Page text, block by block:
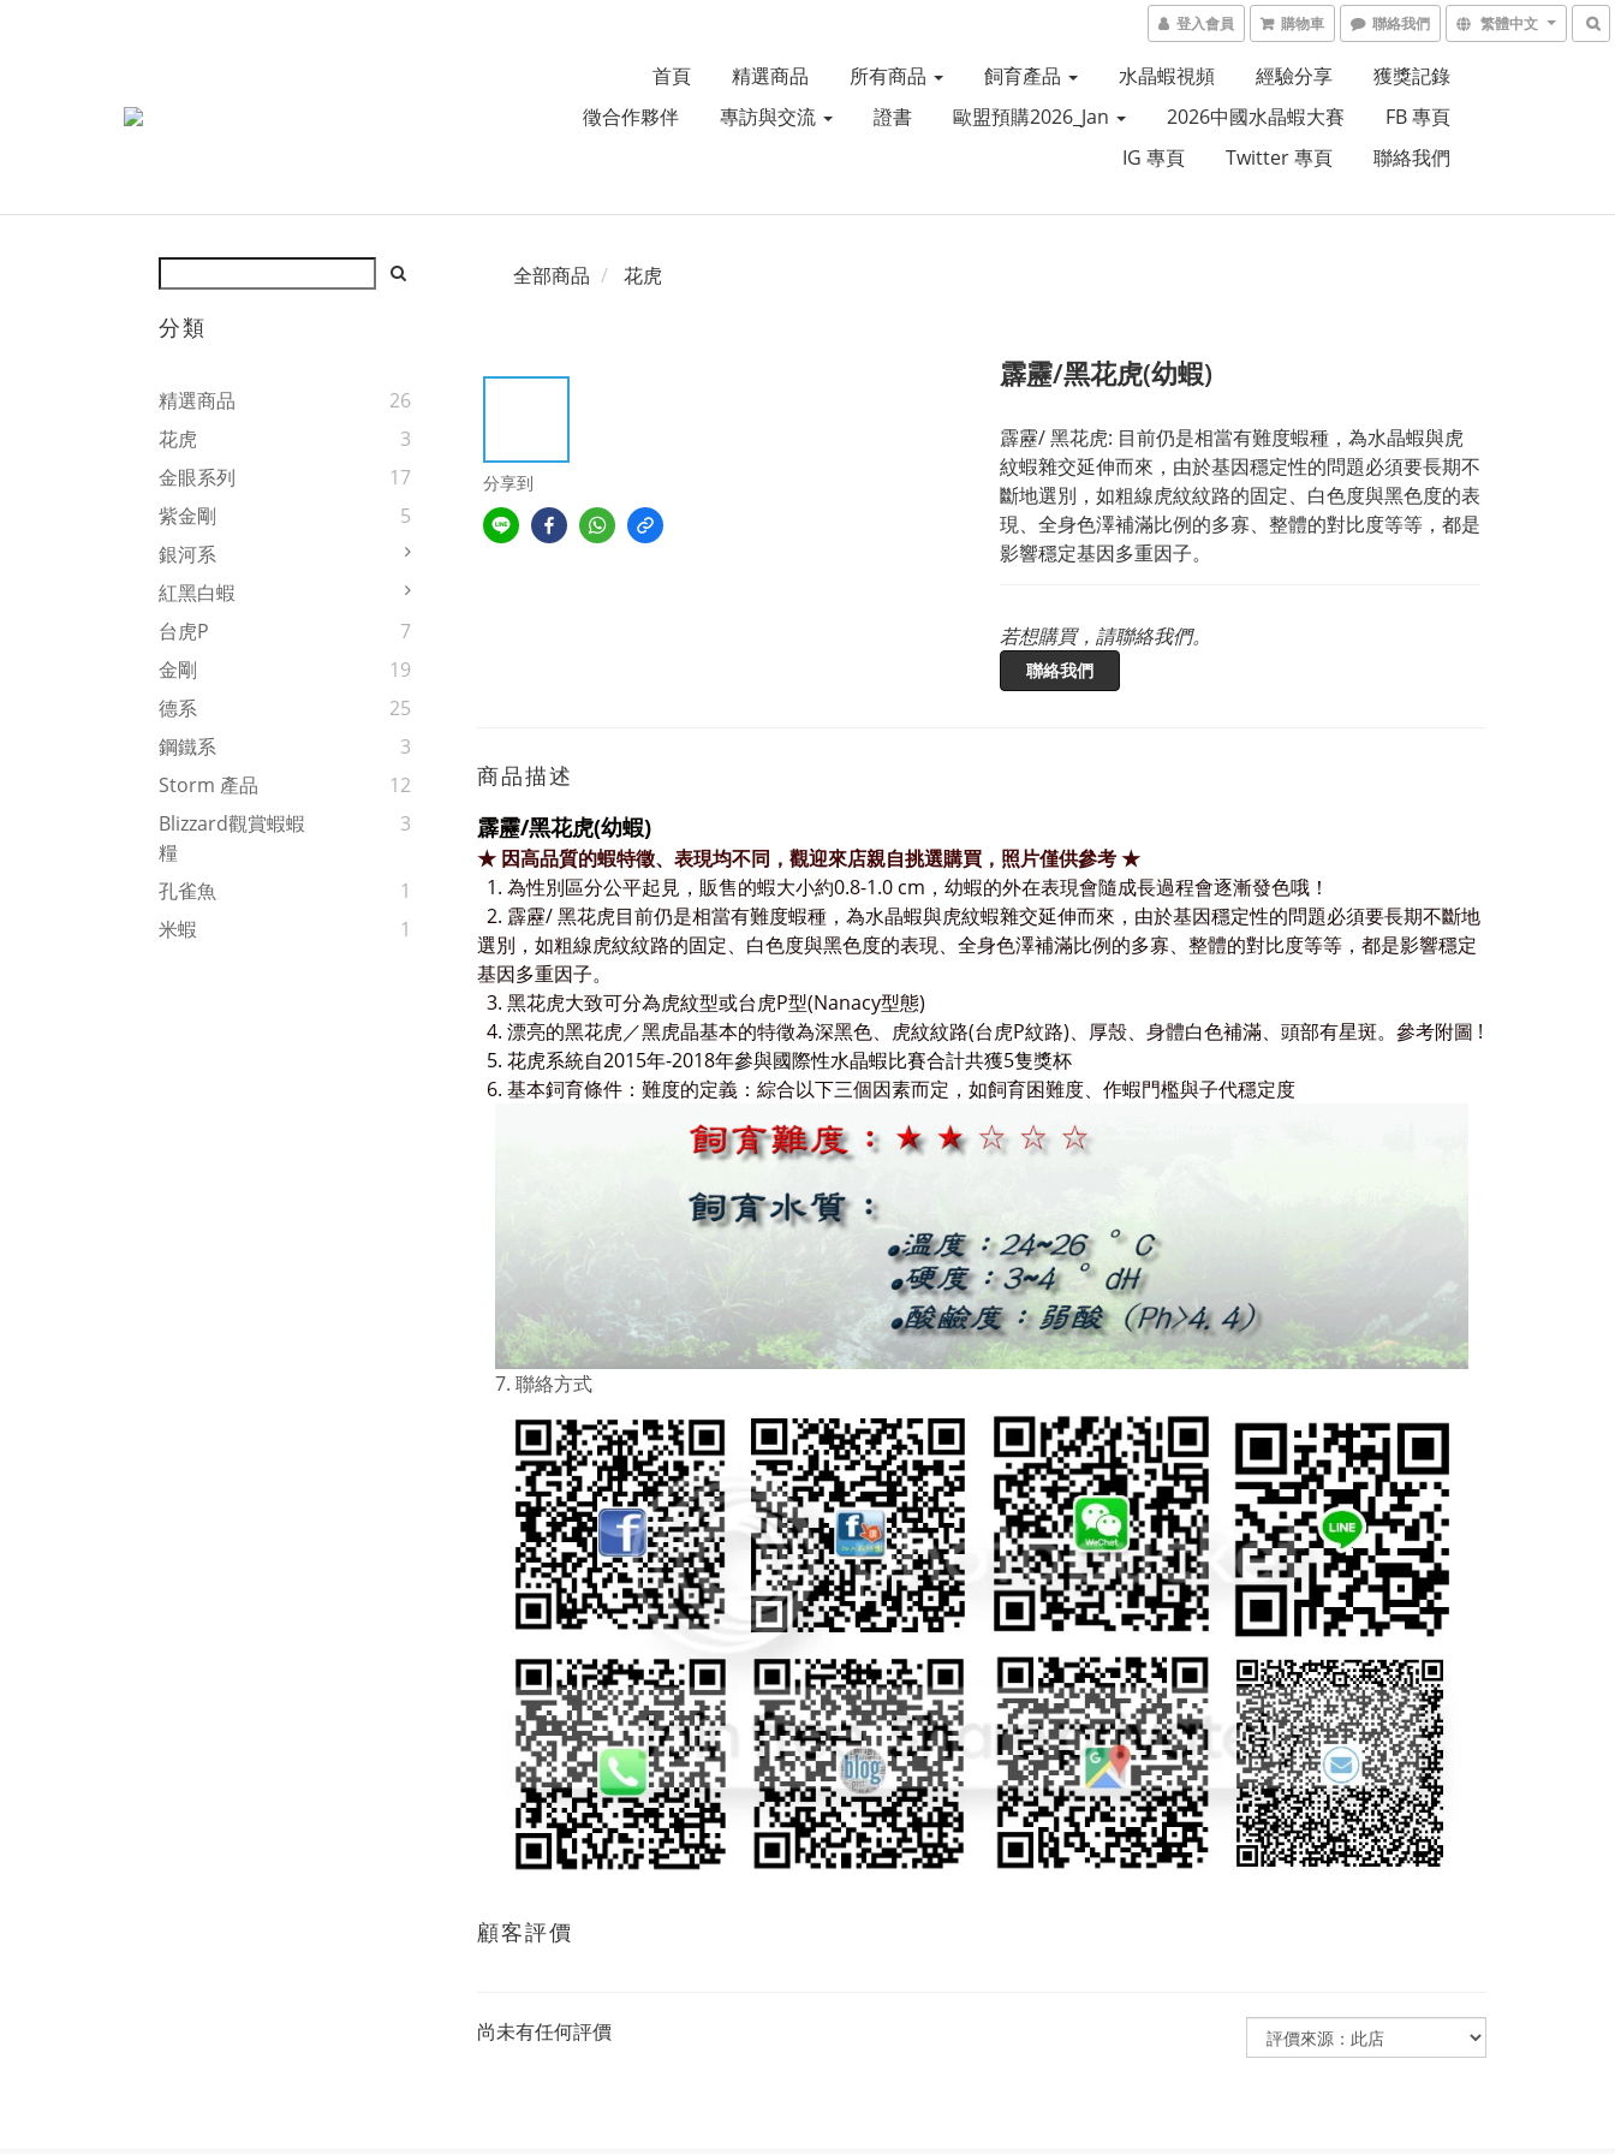
登入會員 購物車 聯絡我們 繁體中文
首頁 精選商品 所有商品 飼育產品 水晶蝦視頻 經驗分享
獲獎記錄
徵合作夥伴
專訪與交流 證書 歐盟預購2026_Jan 2026中國水晶蝦大賽
FB 專頁
IG 專頁
Twitter 專頁 聯絡我們
分類
精選商品
26
花虎
3
金眼系列
17
紫金剛
5
銀河系
紅黑白蝦
台虎P
7
金剛
19
德系
25
鋼鐵系
3
Storm 產品
12
Blizzard觀賞蝦蝦
糧
3
孔雀魚
1
米蝦
1
全部商品 花虎
分享到
霹靂/黑花虎(幼蝦)
霹靂/ 黑花虎: 目前仍是相當有難度蝦種，為水晶蝦與虎
紋蝦雜交延伸而來，由於基因穩定性的問題必須要長期不
斷地選別，如粗線虎紋紋路的固定、白色度與黑色度的表
現、全身色澤補滿比例的多寡、整體的對比度等等，都是
影響穩定基因多重因子。
若想購買，請聯絡我們。
聯絡我們
商品描述
霹靂/黑花虎(幼蝦)
★ 因高品質的蝦特徵、表現均不同，觀迎來店親自挑選購買，照片僅供參考 ★
1. 為性別區分公平起見， 販售的蝦大小約0.8-1.0 cm，幼蝦的外在表現會隨成長過程會逐漸發色哦！
2. 霹靂/黑花虎目前仍是相當有難度蝦種，為水晶蝦與虎紋蝦雜交延伸而來，由於基因穩定性的問題必須要長期不斷地
選別， 如粗線虎紋紋路的固定、白色度與黑色度的表現、全身色澤補滿比例的多寡、整體的對比度等等，都是影響穩定
基因多重因子。
3. 黑花虎大致可分為虎紋型或台虎P型(Nanacy型態)
4. 漂亮的黑花虎／黑虎晶基本的特徵為深黑色、虎紋紋路(台虎P紋路)、厚殼、身體白色補滿、頭部有星斑。 參考附圖 !
5. 花虎系統自2015年-2018年參與國際性水晶蝦比賽合計共獲5隻獎杯
6. 基本鉰育條件： 難度的定義：綜合以下三個因素而定，如飼育困難度、作蝦門檻與子代穩定度
7. 聯絡方式
顧客評價
尚未有任何評價